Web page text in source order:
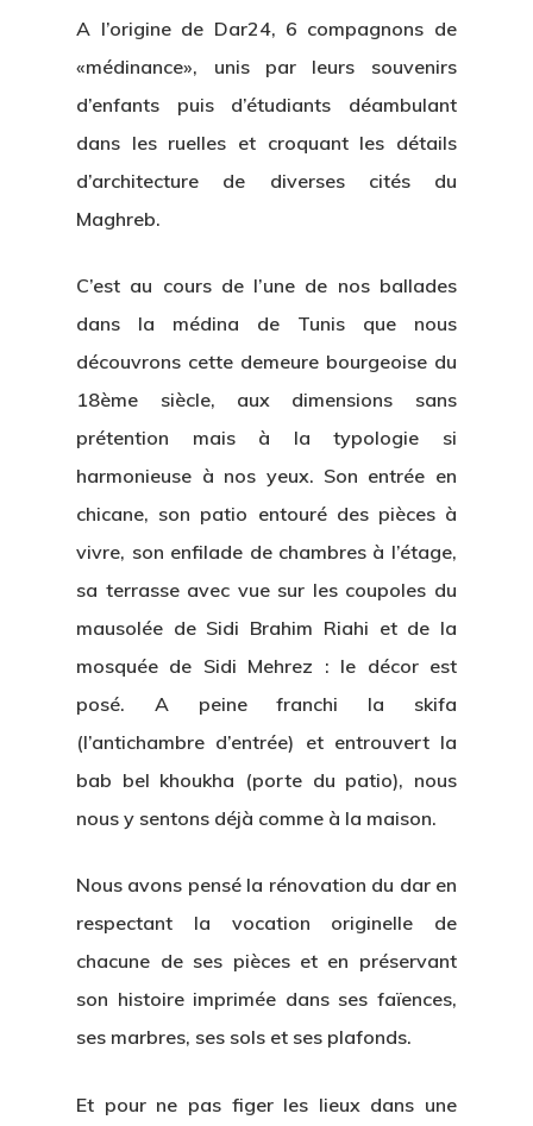
A l’origine de Dar24, 6 compagnons de
«médinance», unis par leurs souvenirs
d’enfants puis d’étudiants déambulant
dans les ruelles et croquant les détails
d’architecture de diverses cités du
Maghreb.
C’est au cours de l’une de nos ballades
dans la médina de Tunis que nous
découvrons cette demeure bourgeoise du
18ème siècle, aux dimensions sans
prétention mais à la typologie si
harmonieuse à nos yeux. Son entrée en
chicane, son patio entouré des pièces à
vivre, son enfilade de chambres à l’étage,
sa terrasse avec vue sur les coupoles du
mausolée de Sidi Brahim Riahi et de la
mosquée de Sidi Mehrez : le décor est
posé. A peine franchi la skifa
(l’antichambre d’entrée) et entrouvert la
bab bel khoukha (porte du patio), nous
nous y sentons déjà comme à la maison.
Nous avons pensé la rénovation du dar en
respectant la vocation originelle de
chacune de ses pièces et en préservant
son histoire imprimée dans ses faïences,
ses marbres, ses sols et ses plafonds.
Et pour ne pas figer les lieux dans une